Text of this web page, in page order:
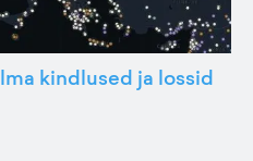
kindlused ja lossid